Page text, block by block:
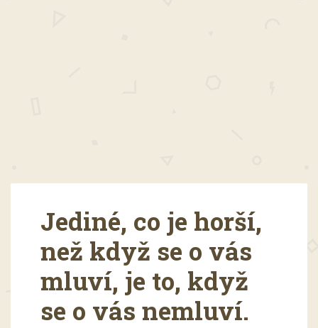
Jediné, co je horší,
než když se o vás
mluví, je to, když
se o vás nemluví.